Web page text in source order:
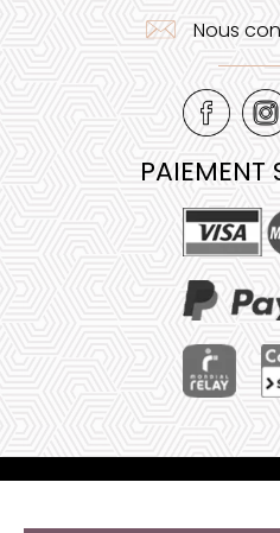
Nous
PAIEMENT